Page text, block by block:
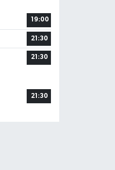
19:00
21:30
21:30
21:30